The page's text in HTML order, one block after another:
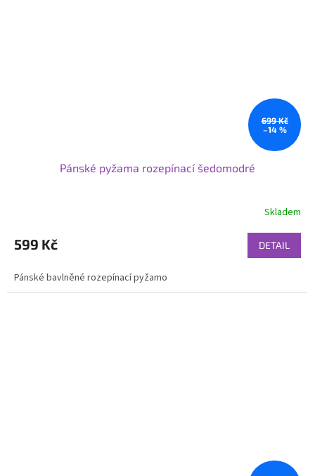
699 Kč
–14 %
Pánské pyžama rozepínací šedomodré
Skladem
599 Kč DETAIL
Pánské bavlněné rozepínací pyžamo